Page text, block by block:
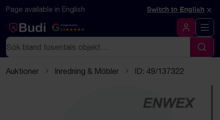
Hoppa till innehåll
Textbaserad (markdown) version av denna sida
Page available in English Switch to English ×
Google Rating
4.5
Logga in
Sök
Sök
Auktioner Inredning & Möbler ID: 49/137322